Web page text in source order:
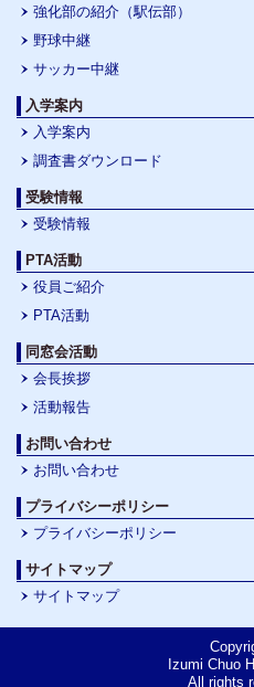
強化部の紹介（駅伝部）
野球中継
サッカー中継
入学案内
入学案内
調査書ダウンロード
受験情報
受験情報
PTA活動
役員ご紹介
PTA活動
同窓会活動
会長挨拶
活動報告
お問い合わせ
お問い合わせ
プライバシーポリシー
プライバシーポリシー
サイトマップ
サイトマップ
Izumi Chuo
All rights